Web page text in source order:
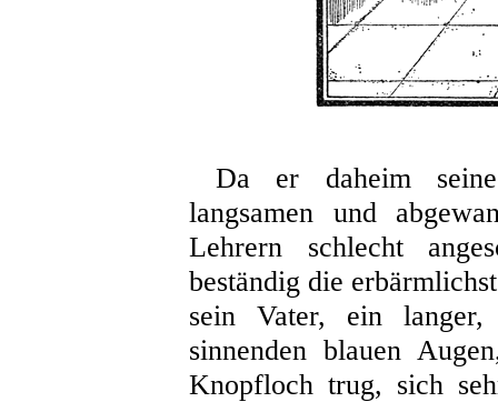
Da er daheim
langsamen und
Lehrern schlecht
beständig die
sein Vater, ein
sinnenden blauen
Knopfloch trug, sich